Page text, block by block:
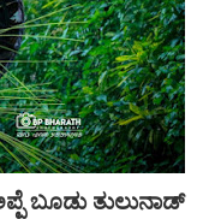
ಬೂಡು ತುಲುನಾಡ್.